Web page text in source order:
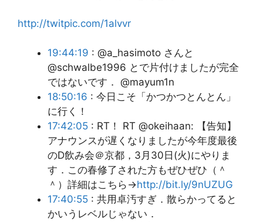
http://twitpic.com/1alvvr
19:44:19 : @a_hasimoto さんと
@schwalbe1996 とで片付けましたが完全
ではないです． @mayum1n
18:50:16 : 今日こそ「かつかつとんとん」
に行く！
17:42:05 : RT！ RT @okeihaan: 【告知】
アナウンスが遅くなりましたが今年度最後
のD飲み会＠京都，3月30日(火)にやりま
す．この春修了された方もぜひぜひ（＾
＾）詳細はこちら→http://bit.ly/9nUZUG
17:40:55 : 共用卓汚すぎ．散らかってると
かいうレベルじゃない．